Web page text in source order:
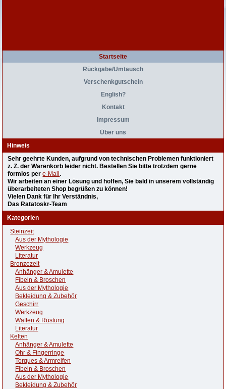
Startseite
Rückgabe/Umtausch
Verschenkgutschein
English?
Kontakt
Impressum
Über uns
Hinweis
Sehr geehrte Kunden, aufgrund von technischen Problemen funktioniert
z. Z. der Warenkorb leider nicht. Bestellen Sie bitte trotzdem gerne
formlos pere-Mail.
Wir arbeiten an einer Lösung und hoffen, Sie bald in unserem vollständig
überarbeiteten Shop begrüßen zu können!
Vielen Dank für Ihr Verständnis,
Das Ratatoskr-Team
Kategorien
Steinzeit
Aus der Mythologie
Werkzeug
Literatur
Bronzezeit
Anhänger & Amulette
Fibeln & Broschen
Aus der Mythologie
Bekleidung & Zubehör
Geschirr
Werkzeug
Waffen & Rüstung
Literatur
Kelten
Anhänger & Amulette
Ohr & Fingerringe
Torques & Armreifen
Fibeln & Broschen
Aus der Mythologie
Bekleidung & Zubehör